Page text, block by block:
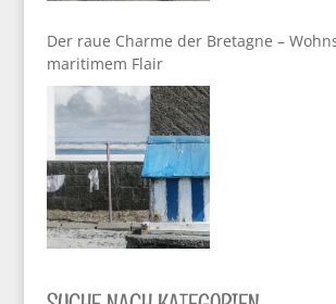
Der raue Charme der Bretagne –
maritimem Flair